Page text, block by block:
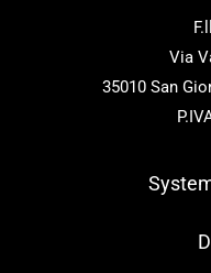
Via
35010 San